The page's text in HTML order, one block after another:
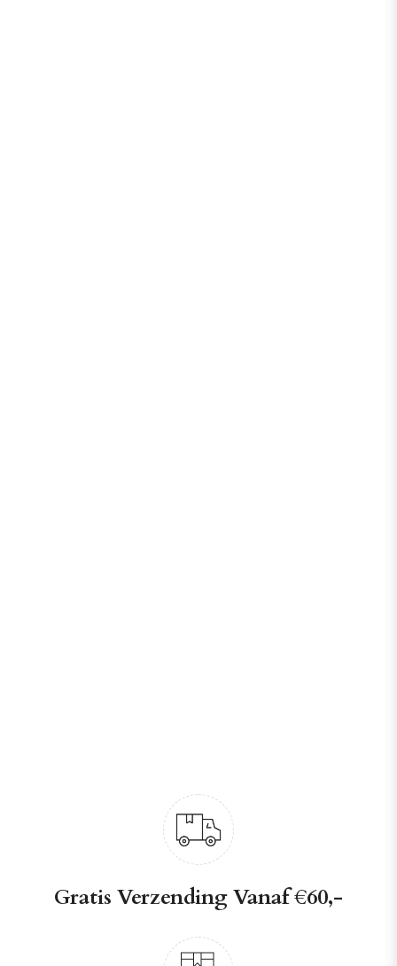
Gratis Verzending Vanaf €60,-